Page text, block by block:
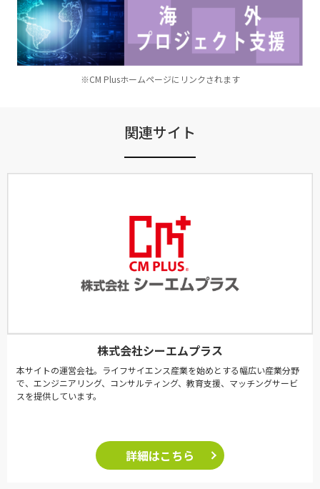
※CM Plusホームページにリンクされます
関連サイト
株式会社シーエムプラス
本サイトの運営会社。ライフサイエンス産業を始めとする幅広い産業分野
で、エンジニアリング、コンサルティング、教育支援、マッチングサービ
スを提供しています。
詳細はこちら